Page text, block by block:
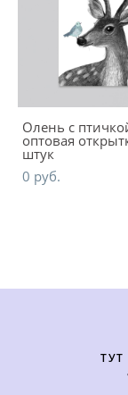
Олень с
оптовая
штук
0 pуб.
ТУТ